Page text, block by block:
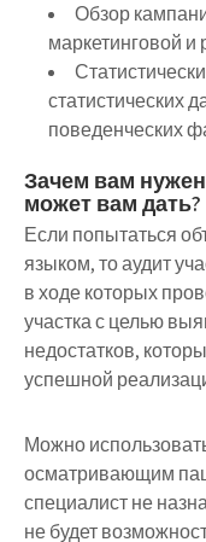
Обзор
маркетинговой и
статистических
поведенческих
Зачем вам
может вам дать?
Если попытаться
языком, то аудит
в ходе которых
участка с целью
недостатков,
успешной
Можно
осматривающим
специалист не
не будет